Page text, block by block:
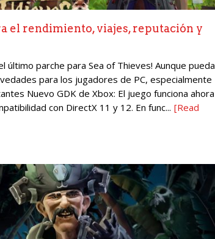
el rendimiento, viajes, reputación y
último parche para Sea of Thieves! Aunque pueda
para los jugadores de PC, especialmente
Nuevo GDK de Xbox: El juego funciona ahora
con DirectX 11 y 12. En func... [Read